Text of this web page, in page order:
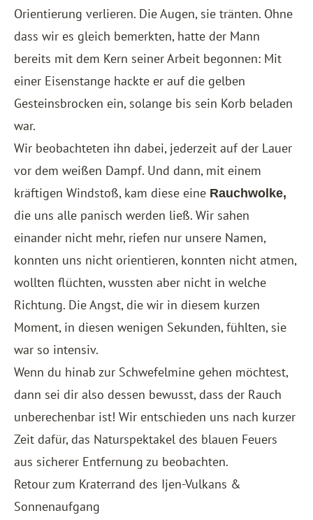
Orientierung verlieren. Die Augen, sie tränten. Ohne
dass wir es gleich bemerkten, hatte der Mann
bereits mit dem Kern seiner Arbeit begonnen: Mit
einer Eisenstange hackte er auf die gelben
Gesteinsbrocken ein, solange bis sein Korb beladen
war.
Wir beobachteten ihn dabei, jederzeit auf der Lauer
vor dem weißen Dampf. Und dann, mit einem
kräftigen Windstoß, kam diese eine Rauchwolke,
die uns alle panisch werden ließ. Wir sahen
einander nicht mehr, riefen nur unsere Namen,
konnten uns nicht orientieren, konnten nicht atmen,
wollten flüchten, wussten aber nicht in welche
Richtung. Die Angst, die wir in diesem kurzen
Moment, in diesen wenigen Sekunden, fühlten, sie
war so intensiv.
Wenn du hinab zur Schwefelmine gehen möchtest,
dann sei dir also dessen bewusst, dass der Rauch
unberechenbar ist! Wir entschieden uns nach kurzer
Zeit dafür, das Naturspektakel des blauen Feuers
aus sicherer Entfernung zu beobachten.
Retour zum Kraterrand des Ijen-Vulkans &
Sonnenaufgang